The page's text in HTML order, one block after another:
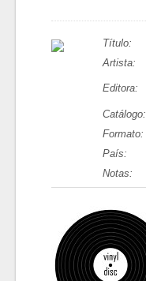
Título:
Artista:
Editora:
Catálogo:
Formato:
País:
Notas: